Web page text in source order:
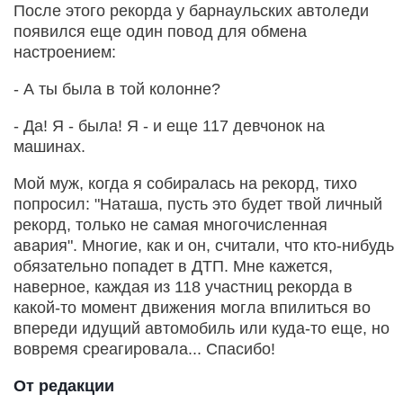
После этого рекорда у барнаульских автоледи
появился еще один повод для обмена
настроением:
- А ты была в той колонне?
- Да! Я - была! Я - и еще 117 девчонок на
машинах.
Мой муж, когда я собиралась на рекорд, тихо
попросил: "Наташа, пусть это будет твой личный
рекорд, только не самая многочисленная
авария". Многие, как и он, считали, что кто-нибудь
обязательно попадет в ДТП. Мне кажется,
наверное, каждая из 118 участниц рекорда в
какой-то момент движения могла впилиться во
впереди идущий автомобиль или куда-то еще, но
вовремя среагировала... Спасибо!
От редакции